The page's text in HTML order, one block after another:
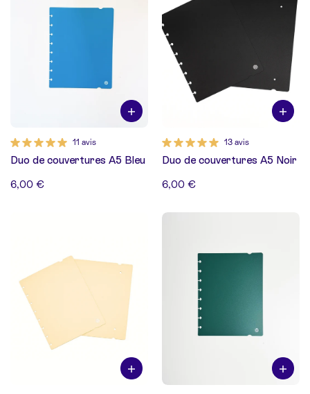
11 avis
Duo de couvertures A5 Bleu
6,00 €
13 avis
Duo de couvertures A5 Noir
6,00 €